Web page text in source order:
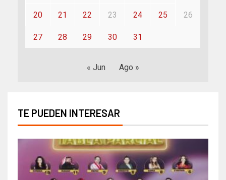
20 21 22 23 24 25 26
27 28 29 30 31
« Jun Ago »
TE PUEDEN INTERESAR